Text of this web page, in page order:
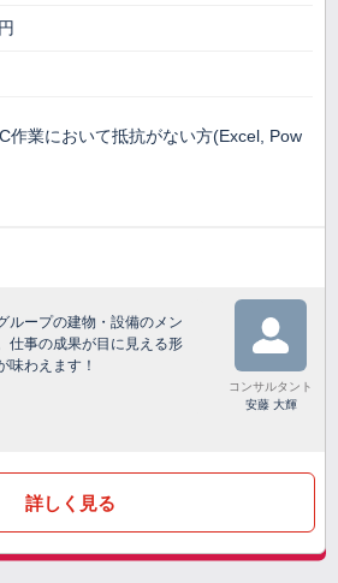
作業において抵抗がない方(Excel, Pow
ループの建物・設備のメン
仕事の成果が目に見える形
味わえます！
コンサルタント
安藤 大輝
詳しく見る